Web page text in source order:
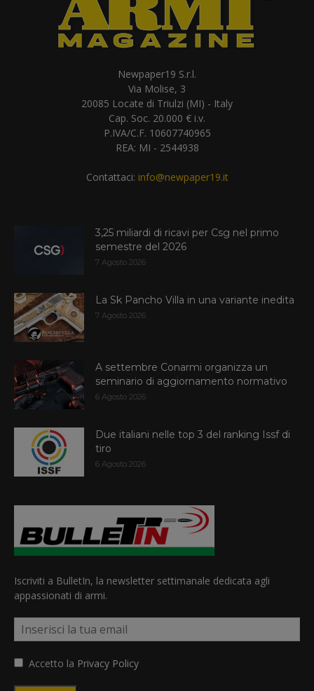
Newpaper19 S.r.l.
Via Molise, 3
20085 Locate di Triulzi (MI) - Italy
Cap. Soc. 20.000 € i.v.
P.IVA/C.F. 10607740965
REA: MI - 2544938
Contattaci: info@newpaper19.it
3,25 miliardi di ricavi per Csg nel primo
semestre del 2026
7 Agosto 2026
La Sk Pancho Villa in una variante inedita
7 Agosto 2026
A settembre Conarmi organizza un
seminario di aggiornamento normativo
6 Agosto 2026
Due italiani nelle top 3 del ranking Issf di
tiro
6 Agosto 2026
Iscriviti a BulletIn, la newsletter settimanale dedicata agli
appassionati di armi.
Accetto la Privacy Policy